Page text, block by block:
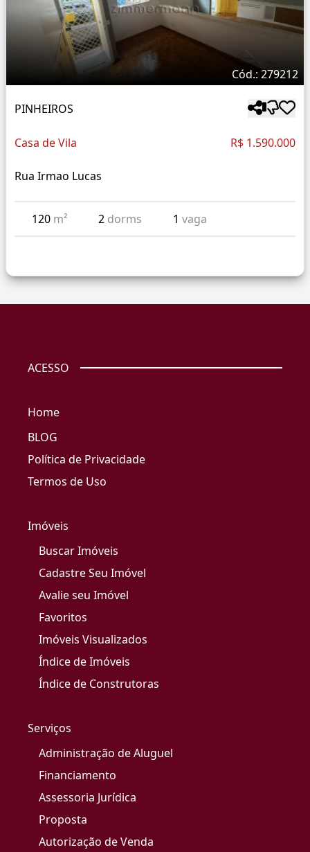
Cód.: 279212
PINHEIROS
Casa de Vila R$ 1.590.000
Rua Irmao Lucas
120 m² 2 dorms 1vaga
ACESSO
Home
BLOG
Política de Privacidade
Termos de Uso
Imóveis
Buscar Imóveis
Cadastre Seu Imóvel
Avalie seu Imóvel
Favoritos
Imóveis Visualizados
Índice de Imóveis
Índice de Construtoras
Serviços
Administração de Aluguel
Financiamento
Assessoria Jurídica
Proposta
Autorização de Venda